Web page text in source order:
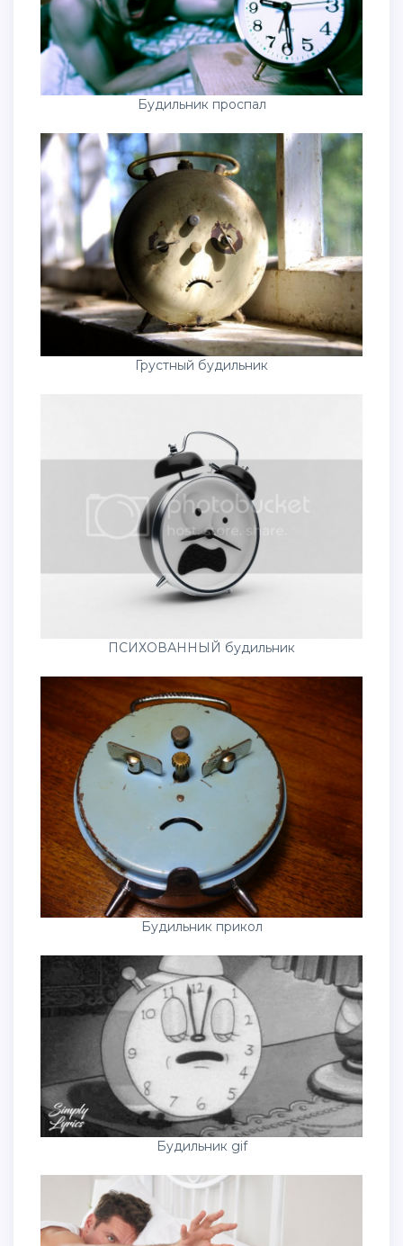
Будильник проспал
Грустный будильник
ПСИХОВАННЫЙ будильник
Будильник прикол
Будильник gif